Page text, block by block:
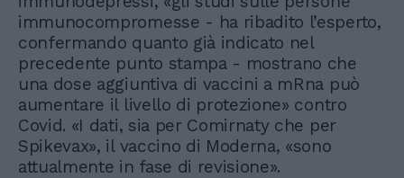
immunocompromesse - ha ribadito l’esperto,
confermando quanto già indicato nel
precedente punto stampa - mostrano che
una dose aggiuntiva di vaccini a mRna può
aumentare il livello di protezione» contro
Covid. «I dati, sia per Comirnaty che per
Spikevax», il vaccino di Moderna, «sono
attualmente in fase di revisione».